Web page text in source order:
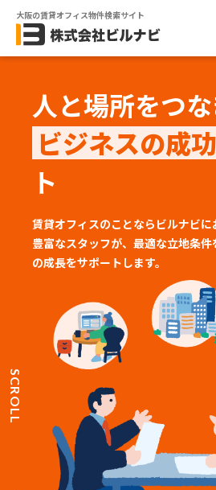
大阪の賃貸オフィス物件検索サイト
人と場所をつな
ビジネスの成功
ト
賃貸オフィスのことならビルナビ
豊富なスタッフが、 最適な立地条
の成長をサポートします。
SCROLL